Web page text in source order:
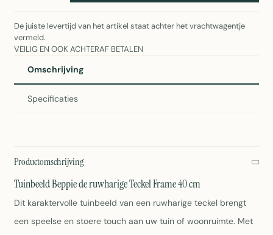
De juiste levertijd van het artikel staat achter het vrachtwagentje
vermeld.
VEILIG EN OOK ACHTERAF BETALEN
Omschrijving
Specificaties
Productomschrijving
Tuinbeeld Beppie de ruwharige Teckel Frame 40 cm
Dit karaktervolle tuinbeeld van een ruwharige teckel brengt
een speelse en stoere touch aan uw tuin of woonruimte. Met